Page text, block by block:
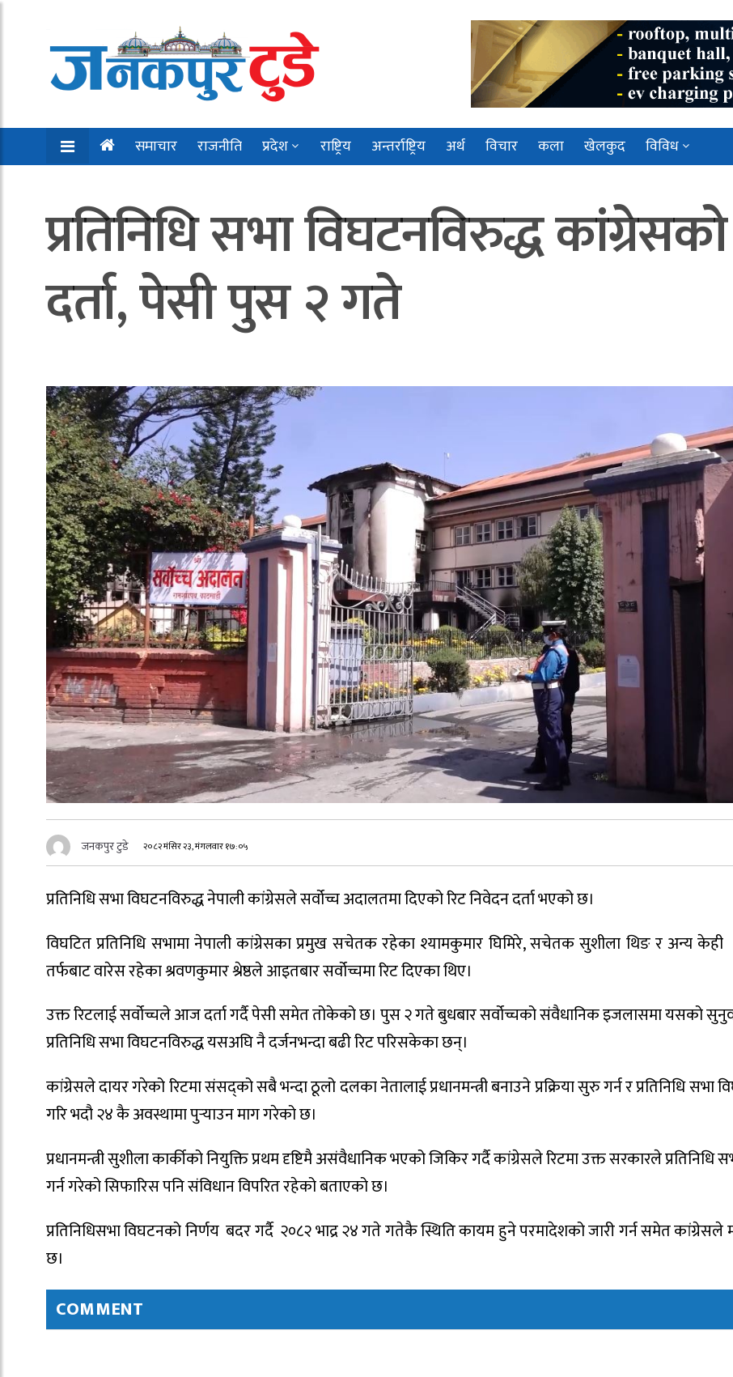
समाचार राजनीति प्रदेश राष्ट्रिय अन्तर्राष्ट्रिय अर्थ विचार कला खेलकुद विविध
प्रतिनिधि सभा विघटनविरुद्ध कांग्रेसको
दर्ता, पेसी पुस २ गते
जनकपुर टुडे २०८२ मंसिर २३, मंगलवार १७:०५
प्रतिनिधि सभा विघटनविरुद्ध नेपाली कांग्रेसले सर्वोच्च अदालतमा दिएको रिट निवेदन दर्ता भएको छ।
विघटित प्रतिनिधि सभामा नेपाली कांग्रेसका प्रमुख सचेतक रहेका श्यामकुमार घिमिरे, सचेतक सुशीला थिङ र अन्य
तर्फबाट वारेस रहेका श्रवणकुमार श्रेष्ठले आइतबार सर्वोच्चमा रिट दिएका थिए।
उक्त रिटलाई सर्वोच्चले आज दर्ता गर्दै पेसी समेत तोकेको छ। पुस २ गते बुधबार सर्वोच्चको संवैधानिक इजलासमा यसको
प्रतिनिधि सभा विघटनविरुद्ध यसअघि नै दर्जनभन्दा बढी रिट परिसकेका छन्।
कांग्रेसले दायर गरेको रिटमा संसद्को सबै भन्दा ठूलो दलका नेतालाई प्रधानमन्त्री बनाउने प्रक्रिया सुरु गर्न र प्रतिनिधि सभा
गरि भदौ २४ कै अवस्थामा पुर्‍याउन माग गरेको छ।
प्रधानमन्त्री सुशीला कार्कीको नियुक्ति प्रथम दृष्टिमै असंवैधानिक भएको जिकिर गर्दै कांग्रेसले रिटमा उक्त सरकारले प्रतिनिधि
गर्न गरेको सिफारिस पनि संविधान विपरित रहेको बताएको छ।
प्रतिनिधिसभा विघटनको निर्णय बदर गर्दै २०८२ भाद्र २४ गते गतेकै स्थिति कायम हुने परमादेशको जारी गर्न समेत कांग्रेसले
छ।
COMMENT